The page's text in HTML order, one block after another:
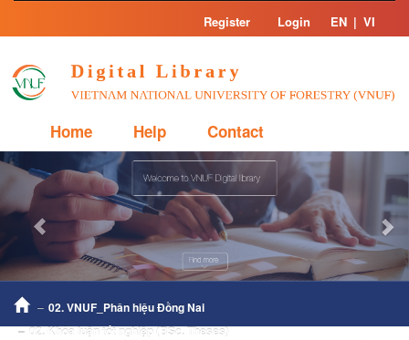
Skip
Register Login EN | VI
Home Help Contact
Previous
02. VNUF_Phân hiệu Đồng Nai
02. Khóa luận tốt nghiệp (BSc. Theses)